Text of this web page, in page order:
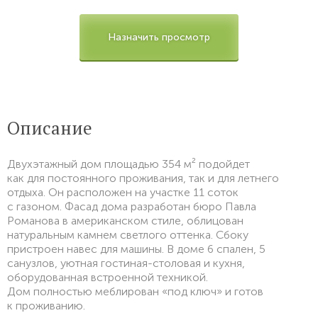
Назначить просмотр
Описание
Двухэтажный дом площадью 354 м² подойдет
как для постоянного проживания, так и для летнего
отдыха. Он расположен на участке 11 соток
с газоном. Фасад дома разработан бюро Павла
Романова в американском стиле, облицован
натуральным камнем светлого оттенка. Сбоку
пристроен навес для машины. В доме 6 спален, 5
санузлов, уютная гостиная-столовая и кухня,
оборудованная встроенной техникой.
Дом полностью меблирован «под ключ» и готов
к проживанию.